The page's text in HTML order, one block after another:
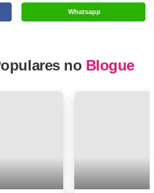
Whatsapp
no Blogue